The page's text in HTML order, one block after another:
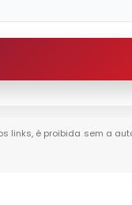
links, é proibida sem a